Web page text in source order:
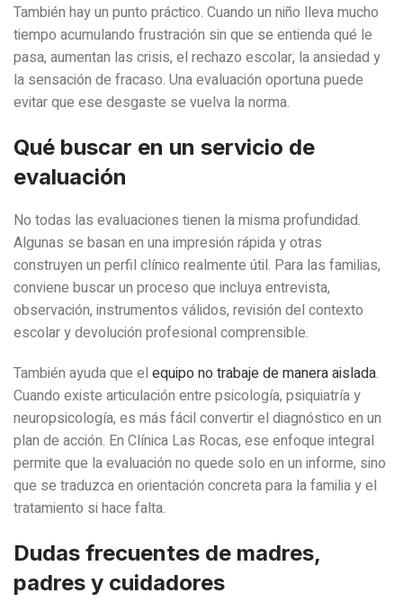
También hay un punto práctico. Cuando un niño lleva mucho
tiempo acumulando frustración sin que se entienda qué le
pasa, aumentan las crisis, el rechazo escolar, la ansiedad y
la sensación de fracaso. Una evaluación oportuna puede
evitar que ese desgaste se vuelva la norma.
Qué buscar en un servicio de
evaluación
No todas las evaluaciones tienen la misma profundidad.
Algunas se basan en una impresión rápida y otras
construyen un perfil clínico realmente útil. Para las familias,
conviene buscar un proceso que incluya entrevista,
observación, instrumentos válidos, revisión del contexto
escolar y devolución profesional comprensible.
También ayuda que el equipo no trabaje de manera aislada.
Cuando existe articulación entre psicología, psiquiatría y
neuropsicología, es más fácil convertir el diagnóstico en un
plan de acción. En Clínica Las Rocas, ese enfoque integral
permite que la evaluación no quede solo en un informe, sino
que se traduzca en orientación concreta para la familia y el
tratamiento si hace falta.
Dudas frecuentes de madres,
padres y cuidadores